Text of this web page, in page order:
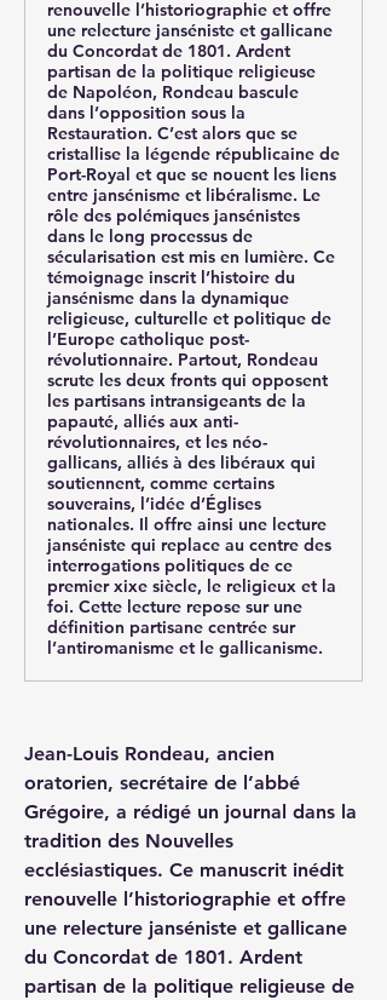
renouvelle l’historiographie et offre
une relecture janséniste et gallicane
du Concordat de 1801. Ardent
partisan de la politique religieuse
de Napoléon, Rondeau bascule
dans l’opposition sous la
Restauration. C’est alors que se
cristallise la légende républicaine de
Port-Royal et que se nouent les liens
entre jansénisme et libéralisme. Le
rôle des polémiques jansénistes
dans le long processus de
sécularisation est mis en lumière. Ce
témoignage inscrit l’histoire du
jansénisme dans la dynamique
religieuse, culturelle et politique de
l’Europe catholique post-
révolutionnaire. Partout, Rondeau
scrute les deux fronts qui opposent
les partisans intransigeants de la
papauté, alliés aux anti-
révolutionnaires, et les néo-
gallicans, alliés à des libéraux qui
soutiennent, comme certains
souverains, l’idée d’Églises
nationales. Il offre ainsi une lecture
janséniste qui replace au centre des
interrogations politiques de ce
premier xixe siècle, le religieux et la
foi. Cette lecture repose sur une
définition partisane centrée sur
l’antiromanisme et le gallicanisme.
Jean-Louis Rondeau, ancien
oratorien, secrétaire de l’abbé
Grégoire, a rédigé un journal dans la
tradition des Nouvelles
ecclésiastiques. Ce manuscrit inédit
renouvelle l’historiographie et offre
une relecture janséniste et gallicane
du Concordat de 1801. Ardent
partisan de la politique religieuse de